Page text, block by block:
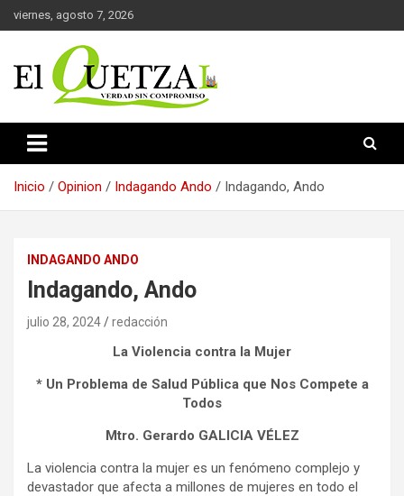
Saltar
al
viernes, agosto 7, 2026
El Quetzal de Cholula
Inicio Opinion Indagando Ando Indagando, Ando
INDAGANDO ANDO
Indagando, Ando
julio 28, 2024 redacción
La Violencia contra la Mujer
* Un Problema de Salud Pública que Nos Compete a
Todos
Mtro. Gerardo GALICIA VÉLEZ
La violencia contra la mujer es un fenómeno complejo y
devastador que afecta a millones de mujeres en todo el